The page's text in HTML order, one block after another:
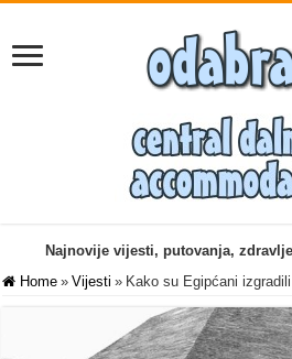
Najnovije vijesti, putovanja,
Home » Vijesti » Kako su Egipćani